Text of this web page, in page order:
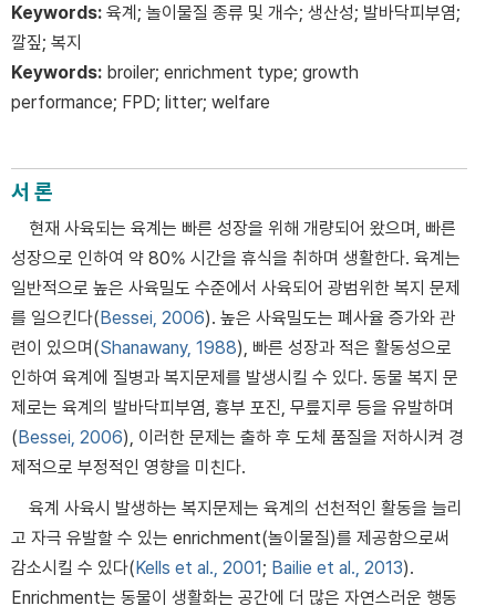
Keywords: 육계; 놀이물질 종류 및 개수; 생산성; 발바닥피부염;
깔짚; 복지
Keywords: broiler; enrichment type; growth
performance; FPD; litter; welfare
서 론
현재 사육되는 육계는 빠른 성장을 위해 개량되어 왔으며, 빠른
성장으로 인하여 약 80% 시간을 휴식을 취하며 생활한다. 육계는
일반적으로 높은 사육밀도 수준에서 사육되어 광범위한 복지 문제
를 일으킨다(Bessei, 2006). 높은 사육밀도는 폐사율 증가와 관
련이 있으며(Shanawany, 1988), 빠른 성장과 적은 활동성으로
인하여 육계에 질병과 복지문제를 발생시킬 수 있다. 동물 복지 문
제로는 육계의 발바닥피부염, 흉부 포진, 무릎지루 등을 유발하며
(Bessei, 2006), 이러한 문제는 출하 후 도체 품질을 저하시켜 경
제적으로 부정적인 영향을 미친다.
육계 사육시 발생하는 복지문제는 육계의 선천적인 활동을 늘리
고 자극 유발할 수 있는 enrichment(놀이물질)를 제공함으로써
감소시킬 수 있다(Kells et al., 2001; Bailie et al., 2013).
Enrichment는 동물이 생활화는 공간에 더 많은 자연스러운 행동